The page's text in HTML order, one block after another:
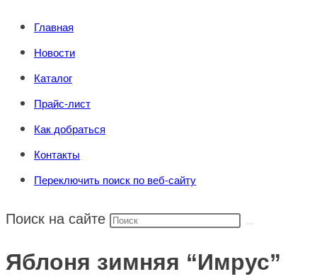
Главная
Новости
Каталог
Прайс-лист
Как добраться
Контакты
Переключить поиск по веб-сайту
Поиск на сайте
Яблоня зимняя “Имрус”